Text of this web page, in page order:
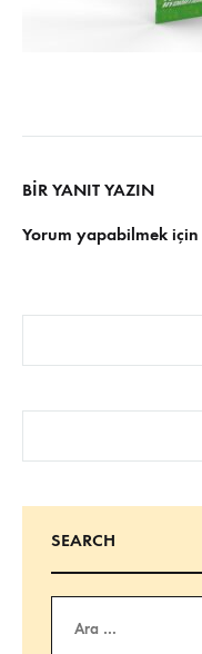
BIR YANIT YAZIN
Yorum yapabilmek için
SEARCH